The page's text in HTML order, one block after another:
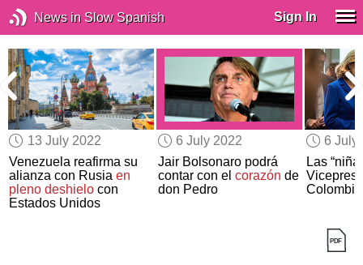
News in Slow Spanish Sign In
13 July 2022
Venezuela reafirma su
alianza con Rusiaen
pleno deshielo con
Estados Unidos
6 July 2022
Jair Bolsonaro podrá
contar con el corazón de
don Pedro
6 July
Las
Colombia